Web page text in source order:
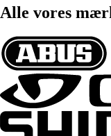
Alle vores